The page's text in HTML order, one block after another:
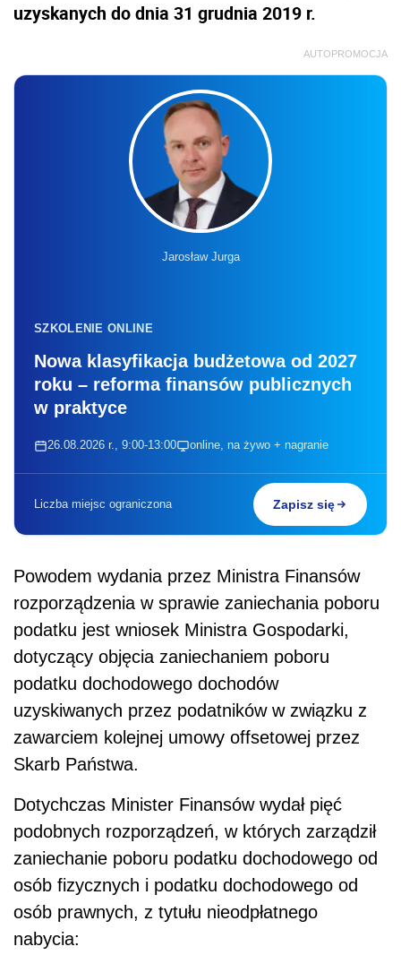
uzyskanych do dnia 31 grudnia 2019 r.
AUTOPROMOCJA
Jarosław Jurga
SZKOLENIE ONLINE
Nowa klasyfikacja budżetowa od 2027
roku – reforma finansów publicznych
w praktyce
26.08.2026 r., 9:00-13:00 online, na żywo + nagranie
Liczba miejsc ograniczona Zapisz się
Powodem wydania przez Ministra Finansów
rozporządzenia w sprawie zaniechania poboru
podatku jest wniosek Ministra Gospodarki,
dotyczący objęcia zaniechaniem poboru
podatku dochodowego dochodów
uzyskiwanych przez podatników w związku z
zawarciem kolejnej umowy offsetowej przez
Skarb Państwa.
Dotychczas Minister Finansów wydał pięć
podobnych rozporządzeń, w których zarządził
zaniechanie poboru podatku dochodowego od
osób fizycznych i podatku dochodowego od
osób prawnych, z tytułu nieodpłatnego
nabycia: